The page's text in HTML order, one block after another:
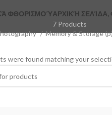
ΦΘΟΡΙΣΜΟΎΑΡΧΙΚΉ ΣΕΛΊΔΑ,
7 Products
Memory & Storage
were found matching your